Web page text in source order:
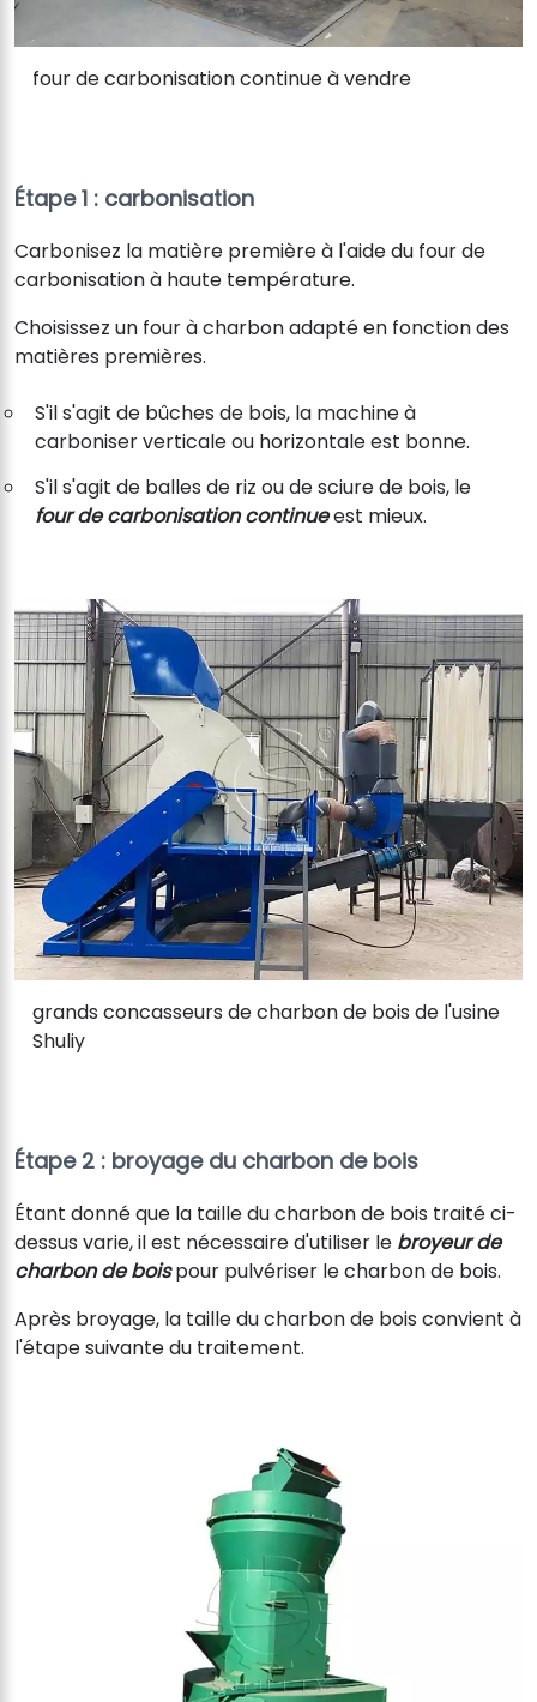
four de carbonisation continue à vendre
Étape 1 : carbonisation
Carbonisez la matière première à l'aide du four de
carbonisation à haute température.
Choisissez un four à charbon adapté en fonction des
matières premières.
S'il s'agit de bûches de bois, la machine à
carboniser verticale ou horizontale est bonne.
S'il s'agit de balles de riz ou de sciure de bois, le
four de carbonisation continueest mieux.
grands concasseurs de charbon de bois de l'usine
Shuliy
Étape 2 : broyage du charbon de bois
Étant donné que la taille du charbon de bois traité ci-
dessus varie, il est nécessaire d'utiliser le broyeur de
charbon de boispour pulvériser le charbon de bois.
Après broyage, la taille du charbon de bois convient à
l'étape suivante du traitement.